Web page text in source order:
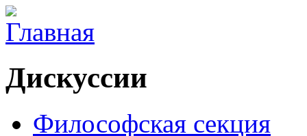
Дискуссии
Философская секция